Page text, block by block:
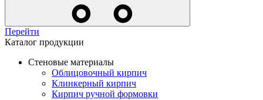
Перейти
Каталог продукции
Стеновые материалы
Облицовочный кирпич
Клинкерный кирпич
Кирпич ручной формовки